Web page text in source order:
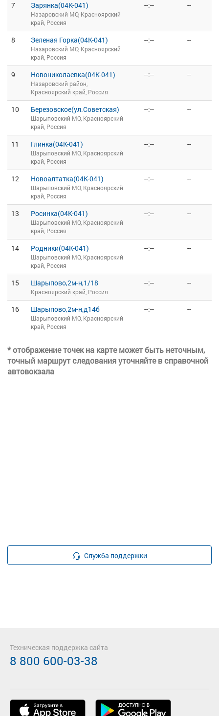
7 Зарянка(04К-041)
Назаровский МО, Красноярский
край, Россия
--:-- --
8 Зеленая Горка(04К-041)
Назаровский МО, Красноярский
край, Россия
--:-- --
9 Новониколаевка(04К-041)
Назаровский район,
Красноярский край, Россия
--:-- --
10 Березовское(ул.Советская)
Шарыповский МО, Красноярский
край, Россия
--:-- --
11 Глинка(04К-041)
Шарыповский МО, Красноярский
край, Россия
--:-- --
12 Новоалтатка(04К-041)
Шарыповский МО, Красноярский
край, Россия
--:-- --
13 Росинка(04К-041)
Шарыповский МО, Красноярский
край, Россия
--:-- --
14 Родники(04К-041)
Шарыповский МО, Красноярский
край, Россия
--:-- --
15 Шарыпово,2м-н,1/18
Красноярский край, Россия
--:-- --
16 Шарыпово,2м-н,д14б
Шарыповский МО, Красноярский
край, Россия
--:-- --
* отображение точек на карте может быть неточным,
точный маршрут следования уточняйте в справочной
автовокзала
Служба поддержки
Техническая поддержка сайта
8 800 600-03-38